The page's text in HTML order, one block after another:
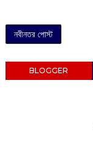
নবীনতর পোস্ট
BLOGGER